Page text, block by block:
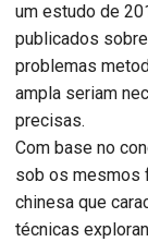
um estudo de
publicados
problemas
ampla seriam
precisas.
Com base no
sob os mesmos
chinesa que
técnicas